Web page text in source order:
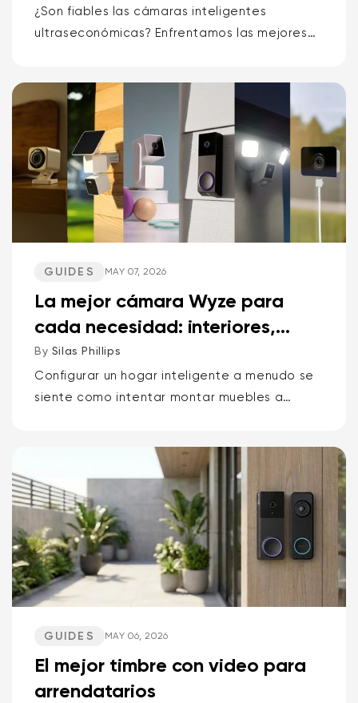
¿Son fiables las cámaras inteligentes
ultraseconómicas? Enfrentamos las mejores
Kasa. Alerta de spoiler: una marca...
GUIDES MAY 07, 2026
La mejor cámara Wyze para
cada necesidad: interiores,
exteriores, mascotas, p...
By Silas Phillips
Configurar un hogar inteligente a menudo se
siente como intentar montar muebles a
Wyze es la mejor para...
GUIDES MAY 06, 2026
El mejor timbre con video para
arrendatarios